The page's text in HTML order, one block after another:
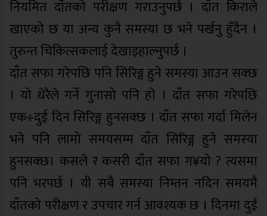
नियमित दाँतको परीक्षण गराउनुपर्छ । दाँत किराले
खाएको छ या अन्य कुनै समस्या छ भने पर्खनु हुँदैन ।
तुरुन्त चिकित्सकलाई देखाइहाल्नुपर्छ ।
दाँत सफा गरेपछि पनि सिरिङ्ग हुने समस्या आउन सक्छ
। यो धेरैले गर्ने गुनासो पनि हो । दाँत सफा गरेपछि
एक÷दुई दिन सिरिङ्ग हुनसक्छ । दाँत सफा गर्दा मिलेन
भने पनि लामो समयसम्म दाँत सिरिङ्ग हुने समस्या
हुनसक्छ। कसले र कसरी दाँत सफा ग¥यो ? त्यसमा
पनि भरपर्छ । यी सबै समस्या निम्तन नदिन समयमै
दाँतको परीक्षण र उपचार गर्न आवश्यक छ । दिनमा दुई